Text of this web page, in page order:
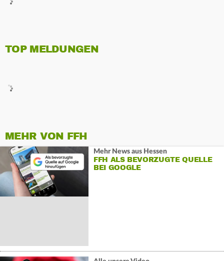
TOP MELDUNGEN
MEHR VON FFH
Mehr News aus Hessen
FFH ALS BEVORZUGTE QUELLE
BEI GOOGLE